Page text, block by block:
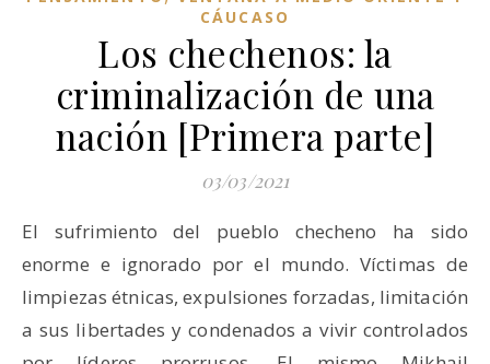
CÁUCASO
Los chechenos: la
criminalización de una
nación [Primera parte]
03/03/2021
El sufrimiento del pueblo checheno ha sido
enorme e ignorado por el mundo. Víctimas de
limpiezas étnicas, expulsiones forzadas, limitación
a sus libertades y condenados a vivir controlados